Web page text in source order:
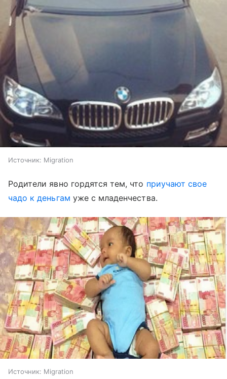
Источник: Migration
Родители явно гордятся тем, что приучают свое
чадо к деньгам уже с младенчества.
Источник: Migration